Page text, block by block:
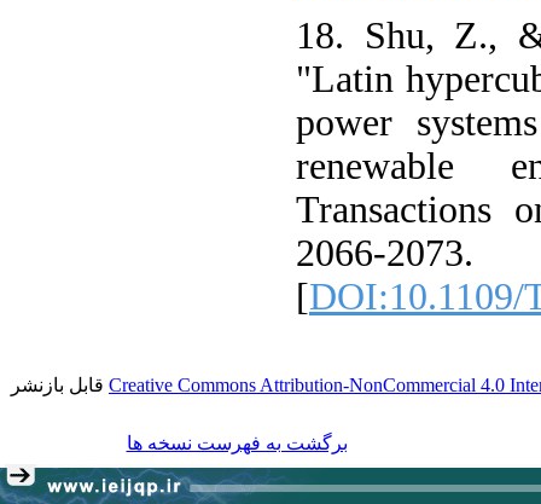
18. Shu, Z.,
"Latin
power
renewable
Transactions
2066-2073.
[DOI:10.1109/
Creative Commons Attribution-NonCommercial 4.0 قابل بازنشر
برگشت به فهرست نسخه ها